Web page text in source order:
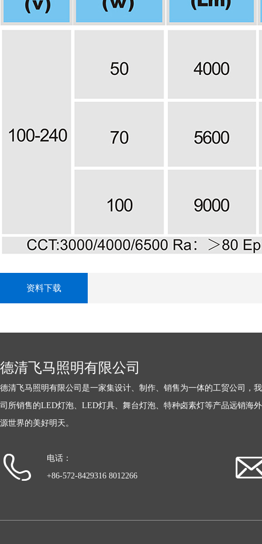
资料下载
德清飞马照明有限公司
德清飞马照明有限公司是一家集设计、制作、销售为一体的工贸公司，
司所销售的LED灯泡、LED灯具、舞台灯泡、特种卤素灯等产品远销海
源世界的美好明天。
电话：
+86-572-8429316 8012266